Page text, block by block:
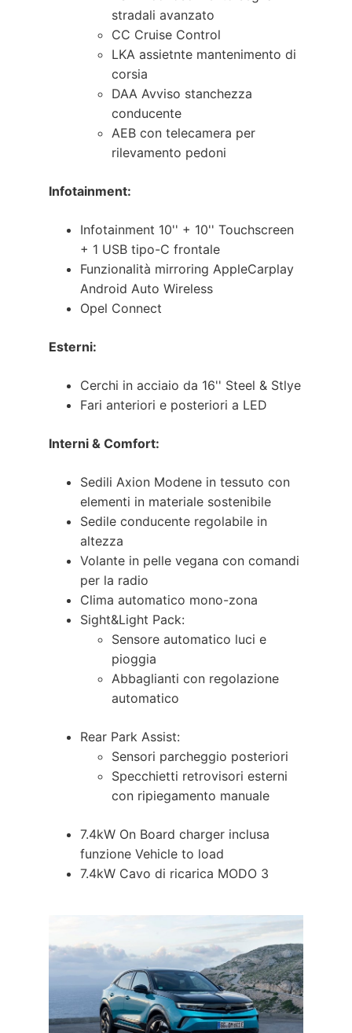
stradali avanzato
CC Cruise Control
LKA assietnte mantenimento di
corsia
DAA Avviso stanchezza
conducente
AEB con telecamera per
rilevamento pedoni
Infotainment:
Infotainment 10'' + 10'' Touchscreen
+ 1 USB tipo-C frontale
Funzionalità mirroring AppleCarplay
Android Auto Wireless
Opel Connect
Esterni:
Cerchi in acciaio da 16'' Steel & Stlye
Fari anteriori e posteriori a LED
Interni & Comfort:
Sedili Axion Modene in tessuto con
elementi in materiale sostenibile
Sedile conducente regolabile in
altezza
Volante in pelle vegana con comandi
per la radio
Clima automatico mono-zona
Sight&Light Pack:
Sensore automatico luci e
pioggia
Abbaglianti con regolazione
automatico
Rear Park Assist:
Sensori parcheggio posteriori
Specchietti retrovisori esterni
con ripiegamento manuale
7.4kW On Board charger inclusa
funzione Vehicle to load
7.4kW Cavo di ricarica MODO 3